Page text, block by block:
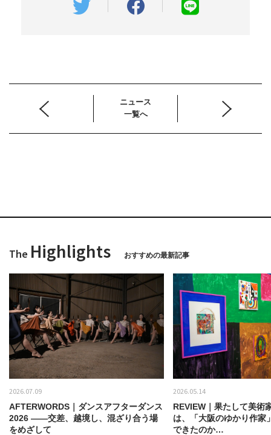
ニュース
一覧へ
The Highlights おすすめの最新記事
2026.07.09
AFTERWORDS｜ダンスアフターダンス
2026 ——交差、越境し、混ざり合う場
をめざして
2026.05.14
REVIEW｜果たして美術
は、「大阪のゆかり作家
できたのか…